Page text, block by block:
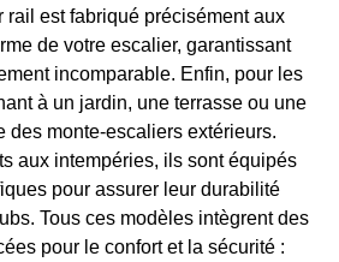
rail est fabriqué précisément aux
de votre escalier, garantissant
incomparable. Enfin, pour les
à un jardin, une terrasse ou une
des monte-escaliers extérieurs.
aux intempéries, ils sont équipés
pour assurer leur durabilité
Tous ces modèles intègrent des
pour le confort et la sécurité :